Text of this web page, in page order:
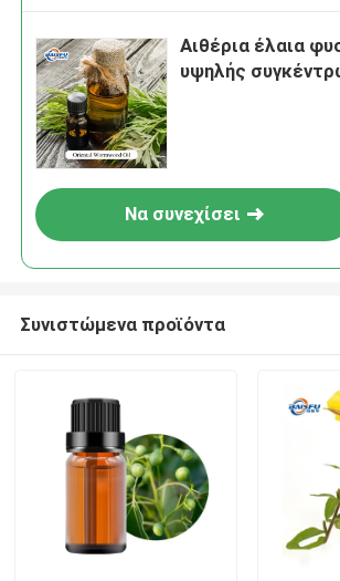
Αιθέρια έλαια
υψηλής
Να συνεχίσει
Συνιστώμενα προϊόντα